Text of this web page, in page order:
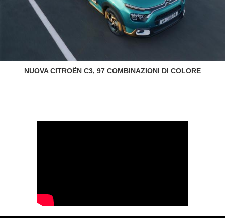
NUOVA CITROËN C3, 97 COMBINAZIONI DI COLORE